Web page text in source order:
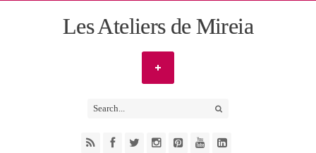
Les Ateliers de Mireia